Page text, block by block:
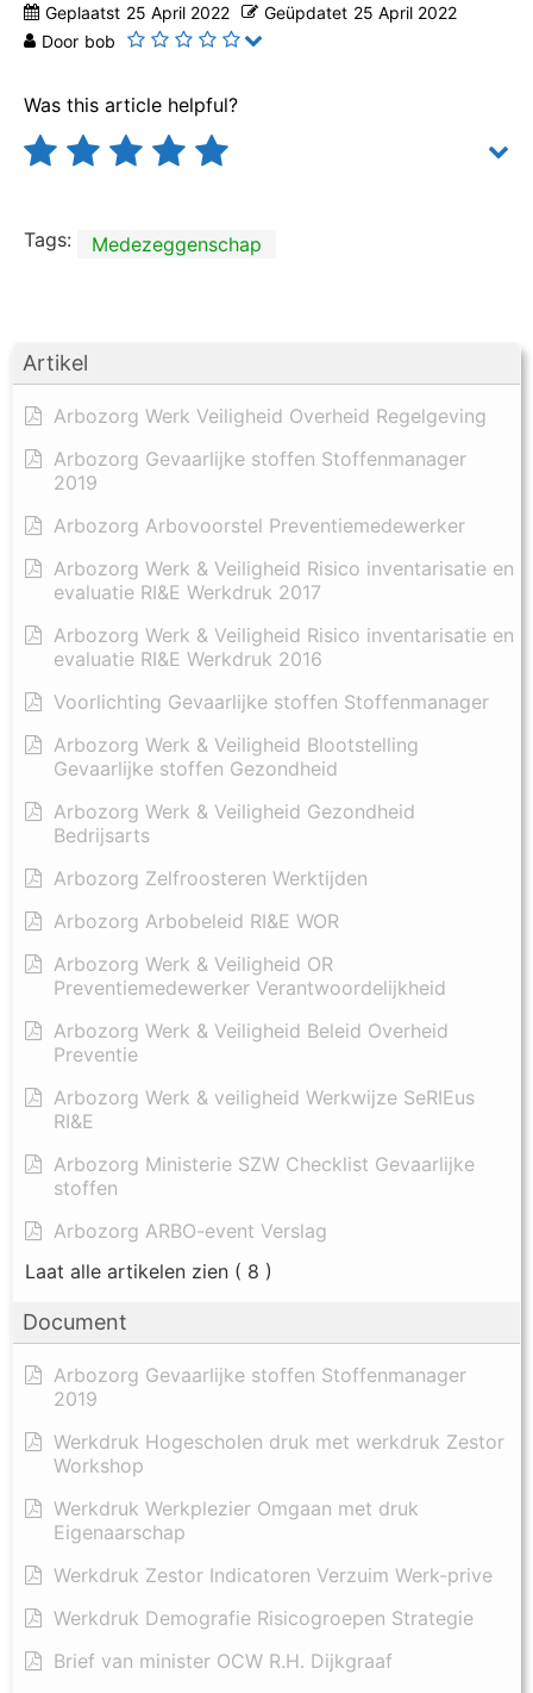
Artikel
Arbozorg Werk Veiligheid Overheid Regelgeving
Arbozorg Gevaarlijke stoffen Stoffenmanager
2019
Arbozorg Arbovoorstel Preventiemedewerker
Arbozorg Werk & Veiligheid Risico inventarisatie en
evaluatie RI&E Werkdruk 2017
Arbozorg Werk & Veiligheid Risico inventarisatie en
evaluatie RI&E Werkdruk 2016
Voorlichting Gevaarlijke stoffen Stoffenmanager
Arbozorg Werk & Veiligheid Blootstelling
Gevaarlijke stoffen Gezondheid
Arbozorg Werk & Veiligheid Gezondheid
Bedrijsarts
Arbozorg Zelfroosteren Werktijden
Arbozorg Arbobeleid RI&E WOR
Arbozorg Werk & Veiligheid OR
Preventiemedewerker Verantwoordelijkheid
Arbozorg Werk & Veiligheid Beleid Overheid
Preventie
Arbozorg Werk & veiligheid Werkwijze SeRIEus
RI&E
Arbozorg Ministerie SZW Checklist Gevaarlijke
stoffen
Arbozorg ARBO-event Verslag
Laat alle artikelen zien ( 8 )
Document
Arbozorg Gevaarlijke stoffen Stoffenmanager
2019
Werkdruk Hogescholen druk met werkdruk Zestor
Workshop
Werkdruk Werkplezier Omgaan met druk
Eigenaarschap
Werkdruk Zestor Indicatoren Verzuim Werk-prive
Werkdruk Demografie Risicogroepen Strategie
Brief van minister OCW R.H. Dijkgraaf
Geplaatst 25 April 2022 Geüpdatet 25 April 2022
Door bob
Was this article helpful?
Tags: Medezeggenschap